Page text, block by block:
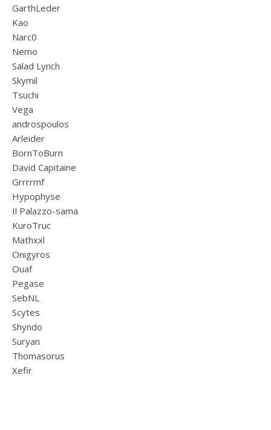
GarthLeder
Kao
Narc0
Nemo
Salad Lynch
Skymil
Tsuchi
Vega
androspoulos
Arleider
BornToBurn
David Capitaine
Grrrrmf
Hypophyse
Il Palazzo-sama
KuroTruc
Mathxxl
Onigyros
Ouaf
Pegase
SebNL
Scytes
Shyndo
Suryan
Thomasorus
Xefir